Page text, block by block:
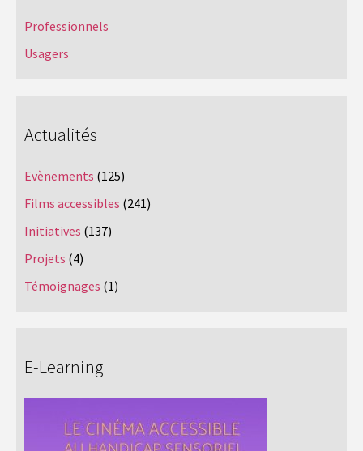
Professionnels
Usagers
Actualités
Evènements (125)
Films accessibles (241)
Initiatives (137)
Projets (4)
Témoignages (1)
E-Learning